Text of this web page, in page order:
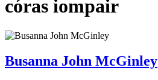
córas iompair
Busanna John McGinley